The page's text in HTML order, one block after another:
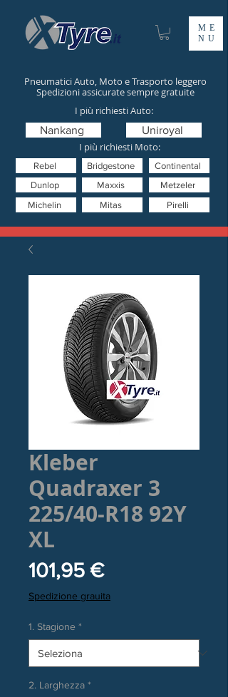
ME
NU
Pneumatici Auto, Moto e Trasporto leggero
Spedizioni assicurate sempre gratuite
I più richiesti Moto:
Mitas
Nankang
Pirelli
Uniroyal
Metzeler
Dunlop
Bridgestone Continental
Michelin
Rebel
I più richiesti Auto:
Maxxis
Kleber
Quadraxer 3
225/40-R18 92Y
XL
101,95 €Prezzo
Spedizione grauita
1. Stagione *
2. Larghezza *